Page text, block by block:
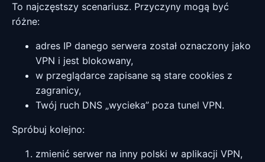
To najczęstszy scenariusz. Przyczyny mogą być
różne:
adres IP danego serwera został oznaczony jako
VPN i jest blokowany,
w przeglądarce zapisane są stare cookies z
zagranicy,
Twój ruch DNS „wycieka” poza tunel VPN.
Spróbuj kolejno:
zmienić serwer na inny polski w aplikacji VPN,